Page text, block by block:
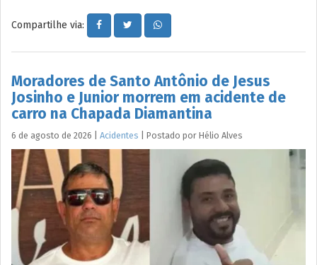
Compartilhe via:
Moradores de Santo Antônio de Jesus
Josinho e Junior morrem em acidente de
carro na Chapada Diamantina
6 de agosto de 2026 Acidentes Postado por Hélio Alves